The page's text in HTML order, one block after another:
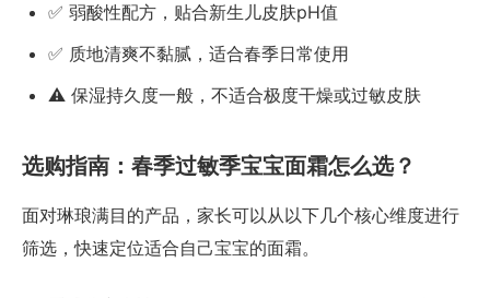
✅ 弱酸性配方，贴合新生儿皮肤pH值
✅ 质地清爽不黏腻，适合春季日常使用
⚠️ 保湿持久度一般，不适合极度干燥或过敏皮肤
选购指南：春季过敏季宝宝面霜怎么选？
面对琳琅满目的产品，家长可以从以下几个核心维度进行
筛选，快速定位适合自己宝宝的面霜。